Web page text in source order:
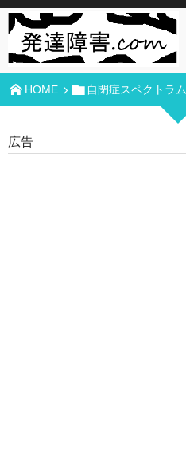
HOME 自閉症スペクトラム
広告